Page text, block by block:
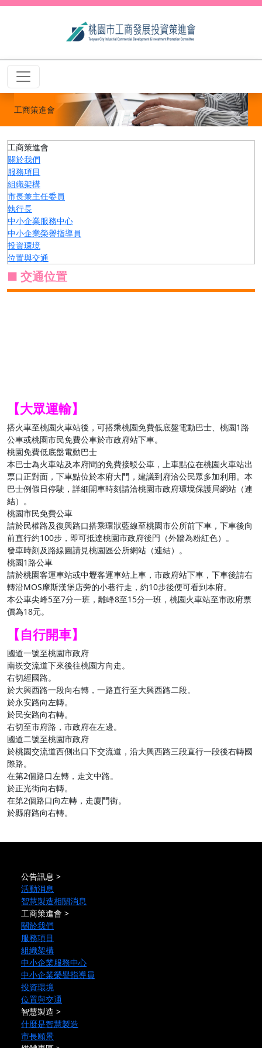
工商策進會
工商策進會
關於我們
服務項目
組織架構
市長兼主任委員
執行長
中小企業服務中心
中小企業榮譽指導員
投資環境
位置與交通
■ 交通位置
【大眾運輸】
搭火車至桃園火車站後，可搭乘桃園免費低底盤電動巴士、桃園1路
公車或桃園市民免費公車於市政府站下車。
桃園免費低底盤電動巴士
本巴士為火車站及本府間的免費接駁公車，上車點位在桃園火車站出
票口正對面，下車點位於本府大門，建議到府洽公民眾多加利用。本
巴士例假日停駛，詳細開車時刻請洽桃園市政府環境保護局網站（連
結）。
桃園市民免費公車
請於民權路及復興路口搭乘環狀藍線至桃園市公所前下車，下車後向
前直行約100步，即可抵達桃園市政府後門（外牆為粉紅色）。
發車時刻及路線圖請見桃園區公所網站（連結）。
桃園1路公車
請於桃園客運車站或中壢客運車站上車，市政府站下車，下車後請右
轉沿MOS摩斯漢堡店旁的小巷行走，約10步後便可看到本府。
本公車尖峰5至7分一班，離峰8至15分一班，桃園火車站至市政府票
價為18元。
【自行開車】
國道一號至桃園市政府
南崁交流道下來後往桃園方向走。
右切經國路。
於大興西路一段向右轉，一路直行至大興西路二段。
於永安路向左轉。
於民安路向右轉。
右切至市府路，市政府在左邊。
國道二號至桃園市政府
於桃園交流道西側出口下交流道，沿大興西路三段直行一段後右轉國
際路。
在第2個路口左轉，走文中路。
於正光街向右轉。
在第2個路口向左轉，走廈門街。
於縣府路向右轉。
公告訊息 >
活動消息
智慧製造相關消息
工商策進會 >
關於我們
服務項目
組織架構
中小企業服務中心
中小企業榮譽指導員
投資環境
位置與交通
智慧製造 >
什麼是智慧製造
市長願景